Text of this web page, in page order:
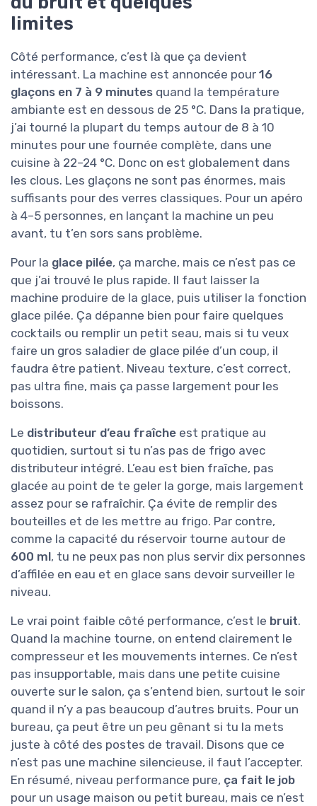
limites
Côté performance, c’est là que ça devient
intéressant. La machine est annoncée pour 16
glaçons en 7 à 9 minutes quand la température
ambiante est en dessous de 25 °C. Dans la pratique,
j’ai tourné la plupart du temps autour de 8 à 10
minutes pour une fournée complète, dans une
cuisine à 22–24 °C. Donc on est globalement dans
les clous. Les glaçons ne sont pas énormes, mais
suffisants pour des verres classiques. Pour un apéro
à 4–5 personnes, en lançant la machine un peu
avant, tu t’en sors sans problème.
Pour la glace pilée, ça marche, mais ce n’est pas ce
que j’ai trouvé le plus rapide. Il faut laisser la
machine produire de la glace, puis utiliser la fonction
glace pilée. Ça dépanne bien pour faire quelques
cocktails ou remplir un petit seau, mais si tu veux
faire un gros saladier de glace pilée d’un coup, il
faudra être patient. Niveau texture, c’est correct,
pas ultra fine, mais ça passe largement pour les
boissons.
Le distributeur d’eau fraîche est pratique au
quotidien, surtout si tu n’as pas de frigo avec
distributeur intégré. L’eau est bien fraîche, pas
glacée au point de te geler la gorge, mais largement
assez pour se rafraîchir. Ça évite de remplir des
bouteilles et de les mettre au frigo. Par contre,
comme la capacité du réservoir tourne autour de
600 ml, tu ne peux pas non plus servir dix personnes
d’affilée en eau et en glace sans devoir surveiller le
niveau.
Le vrai point faible côté performance, c’est le bruit.
Quand la machine tourne, on entend clairement le
compresseur et les mouvements internes. Ce n’est
pas insupportable, mais dans une petite cuisine
ouverte sur le salon, ça s’entend bien, surtout le soir
quand il n’y a pas beaucoup d’autres bruits. Pour un
bureau, ça peut être un peu gênant si tu la mets
juste à côté des postes de travail. Disons que ce
n’est pas une machine silencieuse, il faut l’accepter.
En résumé, niveau performance pure, ça fait le job
pour un usage maison ou petit bureau, mais ce n’est